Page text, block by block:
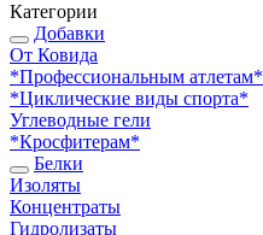
Категории
Добавки
От Ковида
*Профессиональным атлетам*
*Циклические виды спорта*
Углеводные гели
*Кросфитерам*
Белки
Изоляты
Концентраты
Гидролизаты